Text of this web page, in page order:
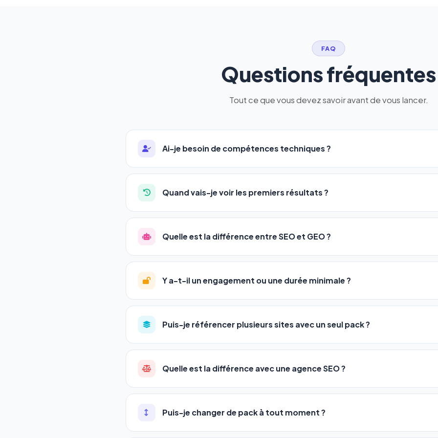
FAQ
Questions fréquentes
Tout ce que vous devez savoir avant de vous lancer.
Ai-je besoin de compétences techniques ?
Absolument pas. Notre logiciel a été conçu pour être accessible àtous les profils:
auto-entrepreneurs, PME ou agences. Pas de code, pas de configuration complexe —
l'adresse de votre site, décrivez votre activité, et le logiciel gère tout en automatique
Quand vais-je voir les premiers résultats ?
La plupart de nos utilisateurs observent une amélioration de leur positionnement en4
progression
votre tableau de bord.
Quelle est la différence entre SEO et GEO ?
LeSEO(Search Engine Optimization) vous positionne sur les moteurs classiques :
GEO(Generative Engine Optimization) va plus loin : il fait en sorte que les IA
Gemini et Perplexity
vous citent comme référence dans leurs réponses. Notre
deux simultanément et automatiquement.
Y a-t-il un engagement ou une durée minimale ?
Aucun engagement.Tous nos packs sont résiliables à tout moment, directement
en un clic, ou en nous contactant par téléphone (09 73 89 23 94) ou via le support en
pas de frais cachés. Votre liberté est totale.
Puis-je référencer plusieurs sites avec un seul pack ?
Oui ! Chaque pack couvre un nombre de sites différent :
Standard
•Pro→ jusqu'à 5 URLs
Agency→ jusqu'à 50 URLs
Quelle est la différence avec une agence SEO ?
Une agence SEO facture en moyenne entre500 et 3 000€/mois, sans garantie de
visibles en temps réel, un support humain inclus, et une couverture SEO + GEO que
pas encore.
Puis-je changer de pack à tout moment ?